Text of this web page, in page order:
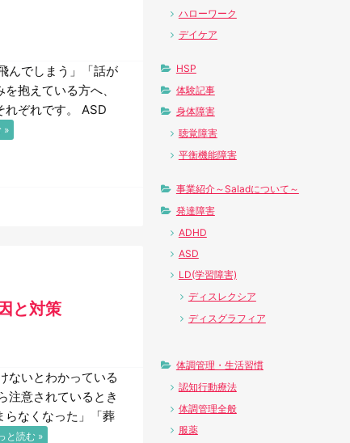
んでしまう」「話が
抱えている方へ、
れぞれです。 ASD
»
と対策
ないとわかっている
注意されているとき
らなくなった」「葬
と読む »
ハローワーク
デイケア
HSP
体験記事
身体障害
聴覚障害
平衡機能障害
事業紹介～Saladについて～
発達障害
ADHD
ASD
LD(学習障害)
ディスレクシア
ディスグラフィア
体調管理・生活習慣
認知行動療法
体調管理全般
服薬